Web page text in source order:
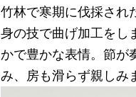
竹林で寒期に伐採され
身の技で曲げ加工をし
かで豊かな表情。節が
み、房も滑らず親しみ